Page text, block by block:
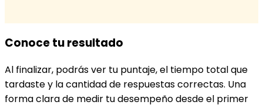
Conoce tu resultado
Al finalizar, podrás ver tu puntaje, el tiempo total que
tardaste y la cantidad de respuestas correctas. Una
forma clara de medir tu desempeño desde el primer